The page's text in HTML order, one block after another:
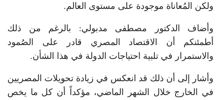
ولكن المُعاناة موجودة على مستوى العالم.
وأضاف الدكتور مصطفى مدبولي: بالرغم من ذلك
أطمئنكم أن الاقتصاد المصري قادر على الصُمود
والاستمرار في تلبية احتياجات الدولة في هذا الشأن.
وأشار إلى أن ذلك قد انعكس في زيادة تحويلات المصريين
في الخارج خلال الشهر الماضي، مؤكداً أن كل ما يخص